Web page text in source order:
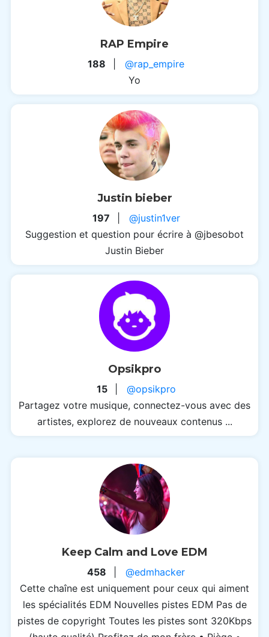
RAP Empire
188
@rap_empire
Yo
Justin bieber
197
@justin1ver
Suggestion et question pour écrire à @jbesobot
Justin Bieber
Opsikpro
15
@opsikpro
Partagez votre musique, connectez-vous avec des
artistes, explorez de nouveaux contenus ...
Keep Calm and Love EDM
458
@edmhacker
Cette chaîne est uniquement pour ceux qui aiment
les spécialités EDM Nouvelles pistes EDM Pas de
pistes de copyright Toutes les pistes sont 320Kbps